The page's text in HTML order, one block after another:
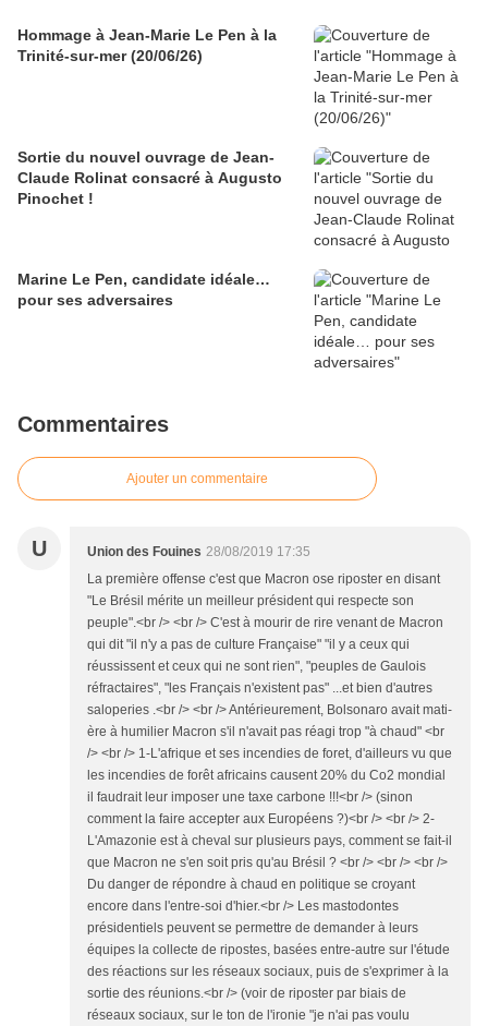
Hommage à Jean-Marie Le Pen à la
Trinité-sur-mer (20/06/26)
Sortie du nouvel ouvrage de Jean-
Claude Rolinat consacré à Augusto
Pinochet !
Marine Le Pen, candidate idéale…
pour ses adversaires
Commentaires
Ajouter un commentaire
U Union des Fouines 28/08/2019 17:35
La première offense c'est que Macron ose riposter en disant
"Le Brésil mérite un meilleur président qui respecte son
peuple".<br /> <br /> C'est à mourir de rire venant de Macron
qui dit "il n'y a pas de culture Française" "il y a ceux qui
réussissent et ceux qui ne sont rien", "peuples de Gaulois
réfractaires", "les Français n'existent pas" ...et bien d'autres
saloperies .<br /> <br /> Antérieurement, Bolsonaro avait mati-
ère à humilier Macron s'il n'avait pas réagi trop "à chaud" <br
/> <br /> 1-L'afrique et ses incendies de foret, d'ailleurs vu que
les incendies de forêt africains causent 20% du Co2 mondial
il faudrait leur imposer une taxe carbone !!!<br /> (sinon
comment la faire accepter aux Européens ?)<br /> <br /> 2-
L'Amazonie est à cheval sur plusieurs pays, comment se fait-il
que Macron ne s'en soit pris qu'au Brésil ? <br /> <br /> <br />
Du danger de répondre à chaud en politique se croyant
encore dans l'entre-soi d'hier.<br /> Les mastodontes
présidentiels peuvent se permettre de demander à leurs
équipes la collecte de ripostes, basées entre-autre sur l'étude
des réactions sur les réseaux sociaux, puis de s'exprimer à la
sortie des réunions.<br /> (voir de riposter par biais de
réseaux sociaux, sur le ton de l'ironie "je n'ai pas voulu